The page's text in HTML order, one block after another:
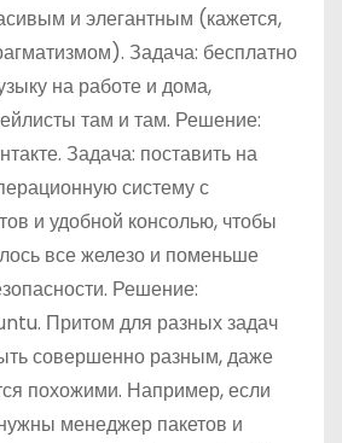
и элегантным (кажется,
Задача: бесплатно
на работе и дома,
там и там. Решение:
Задача: поставить на
систему с
и удобной консолью, чтобы
все железо и поменьше
Решение:
Притом для разных задач
совершенно разным, даже
похожими. Например, если
менеджер пакетов и